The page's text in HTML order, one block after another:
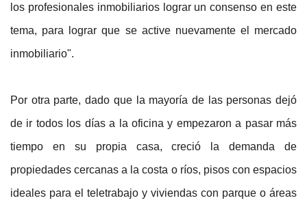
los profesionales inmobiliarios lograr un consenso en este
tema, para lograr que se active nuevamente el mercado
inmobiliario".
Por otra parte, dado que la mayoría de las personas dejó
de ir todos los días a la oficina y empezaron a pasar más
tiempo en su propia casa, creció la demanda de
propiedades cercanas a la costa o ríos, pisos con espacios
ideales para el teletrabajo y viviendas con parque o áreas